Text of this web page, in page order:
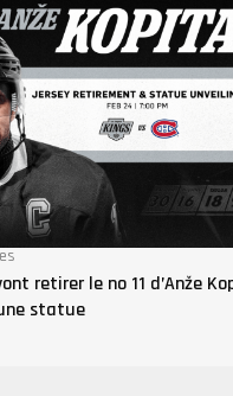
retirer le no 11 d’Anže
statue